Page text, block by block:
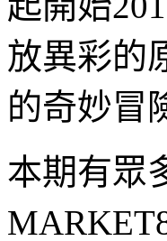
放異彩的
的奇妙冒
本期有眾